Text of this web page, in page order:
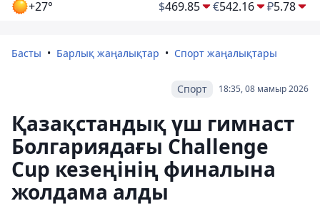
+27° $469.85 €542.16 ₽5.78
Басты Барлық жаңалықтар Спорт жаңалықтары
18:35, 08 мамыр 2026
Спорт
Қазақстандық үш гимнаст
Болгариядағы Challenge
Cup кезеңінің финалына
жолдама алды